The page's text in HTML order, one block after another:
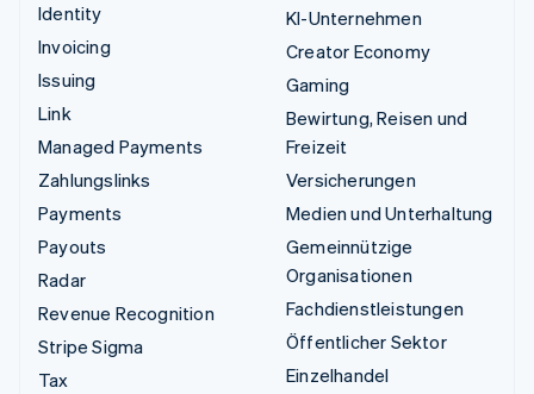
Identity
Invoicing
Issuing
Link
Managed Payments
Zahlungslinks
Payments
Payouts
Radar
Revenue Recognition
Stripe Sigma
Tax
KI-Unternehmen
Creator Economy
Gaming
Bewirtung, Reisen und
Freizeit
Versicherungen
Medien und Unterhaltung
Gemeinnützige
Organisationen
Fachdienstleistungen
Öffentlicher Sektor
Einzelhandel